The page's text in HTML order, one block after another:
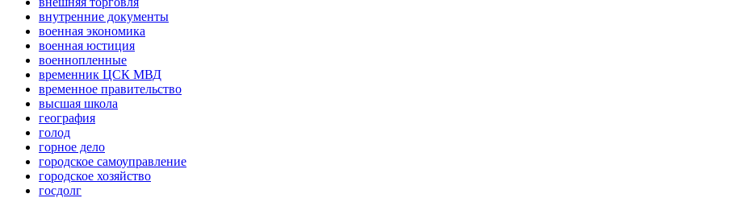
внутренние документы
военная экономика
военная юстиция
военнопленные
временник ЦСК МВД
временное правительство
высшая школа
география
голод
горное дело
городское самоуправление
городское хозяйство
госдолг